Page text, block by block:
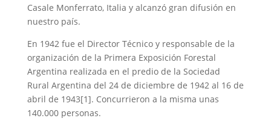
Casale Monferrato, Italia y alcanzó gran difusión en
nuestro país.
En 1942 fue el Director Técnico y responsable de la
organización de la Primera Exposición Forestal
Argentina realizada en el predio de la Sociedad
Rural Argentina del 24 de diciembre de 1942 al 16 de
abril de 1943[1]. Concurrieron a la misma unas
140.000 personas.